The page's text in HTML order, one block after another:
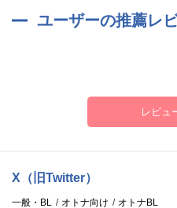
ますのでご注意ください。
仕事を終えて、彼氏の遥と同棲
晩御飯を食べ終えた彼が、冗談
ユーザーの推薦レ
レビュ
X（旧Twitter）
一般・BL オトナ向け オトナBL